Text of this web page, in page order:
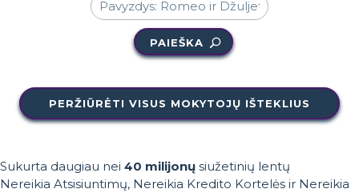
PAIEŠKA
PERŽIŪRĖTI VISUS MOKYTOJŲ IŠTEKLIUS
Sukurta daugiau nei 40 milijonų siužetinių lentų
Nereikia Atsisiuntimų, Nereikia Kredito Kortelės ir Nereikia